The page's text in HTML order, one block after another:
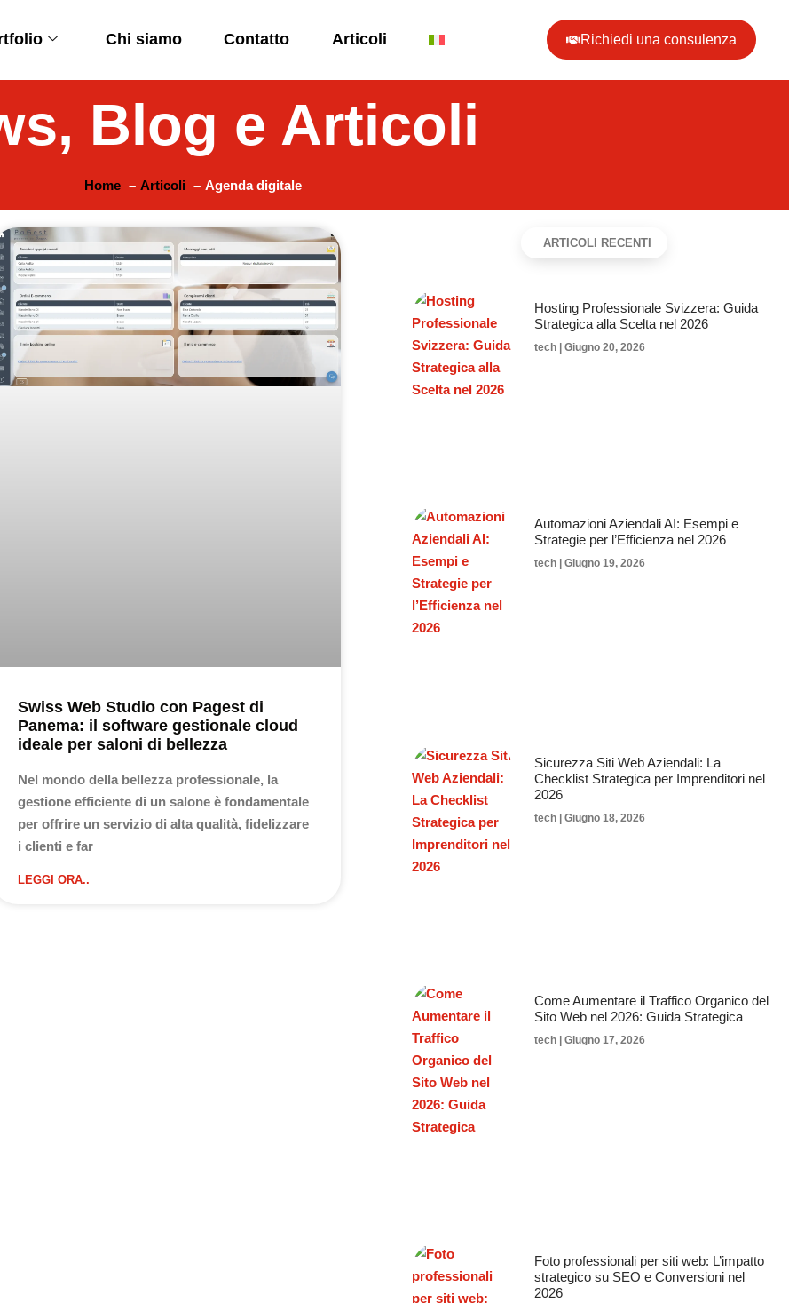
Chi siamo Contatto Articoli Richiedi una consulenza
Blog e Articoli
Home Articoli Agenda digitale
Swiss Web Studio con Pagest di
Panema: il software gestionale cloud
ideale per saloni di bellezza
Nel mondo della bellezza professionale, la
gestione efficiente di un salone è fondamentale
per offrire un servizio di alta qualità, fidelizzare
i clienti e far
LEGGI ORA..
ARTICOLI RECENTI
Hosting Professionale Svizzera: Guida
Strategica alla Scelta nel 2026
tech Giugno 20, 2026
Automazioni Aziendali AI: Esempi e
Strategie per l’Efficienza nel 2026
tech Giugno 19, 2026
Sicurezza Siti Web Aziendali: La
Checklist Strategica per Imprenditori nel
2026
tech Giugno 18, 2026
Come Aumentare il Traffico Organico del
Sito Web nel 2026: Guida Strategica
tech Giugno 17, 2026
Foto professionali per siti web: L’impatto
strategico su SEO e Conversioni nel
2026